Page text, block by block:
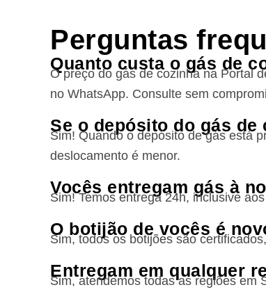
Perguntas
Quanto custa o gás de
O preço do gás de cozinha na Portal
no WhatsApp. Consulte sem
Se o depósito do gás
Sim! Quando o depósito de gás está
deslocamento é menor.
Vocês entregam gás à
Sim! Temos entrega 24h, inclusive
O botijão de vocês é
Sim, todos os botijões são
Entregam em qualquer
Sim, atendemos todas as regiõesem